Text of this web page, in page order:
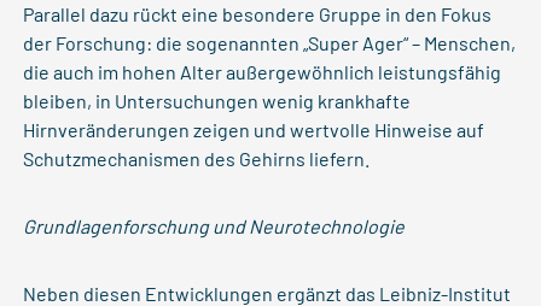
Parallel dazu rückt eine besondere Gruppe in den Fokus
der Forschung: die sogenannten „Super Ager“ – Menschen,
die auch im hohen Alter außergewöhnlich leistungsfähig
bleiben, in Untersuchungen wenig krankhafte
Hirnveränderungen zeigen und wertvolle Hinweise auf
Schutzmechanismen des Gehirns liefern.
Grundlagenforschung und Neurotechnologie
Neben diesen Entwicklungen ergänzt das Leibniz-Institut